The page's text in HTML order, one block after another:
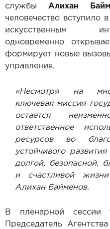
службы Алихан
человечество вступило
искусственным
одновременно
формирует новые
управления.
«Несмотря на
ключевая миссия
остается
ответственное
ресурсов во
устойчивого
долгой, безопасной,
и счастливой
Алихан Байменов.
В пленарной сессии
Председатель